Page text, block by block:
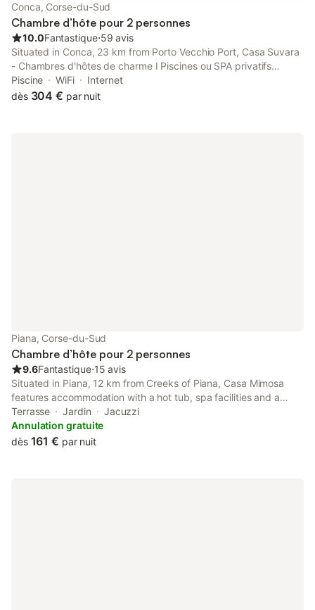
Conca, Corse-du-Sud
Chambre d’hôte pour 2 personnes
10.0Fantastique⋅59 avis
Situated in Conca, 23 km from Porto Vecchio Port, Casa Suvara
- Chambres d'hôtes de charme I Piscines ou SPA privatifs
features accommodation with pool with a view, free private
parking, an open-air bath and a garden.
Piscine WiFi
Internet
dès 304 € par nuit
Piana, Corse-du-Sud
Chambre d’hôte pour 2 personnes
9.6Fantastique⋅15 avis
Situated in Piana, 12 km from Creeks of Piana, Casa Mimosa
features accommodation with a hot tub, spa facilities and a
public bath. There is a private entrance at the bed and
breakfast for the convenience of those who stay.
Terrasse Jardin
Jacuzzi
Annulation gratuite
dès 161 € par nuit